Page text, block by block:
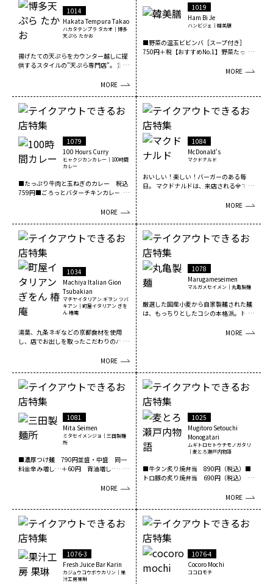
1014
Hakata Tempura Takao
ハカタテンプラ タカオ｜博多
天ぷら たかお
揚げたての天ぷらをカウンター越しに提
供するスタイルの”天ぷら専門店”。 定食
MORE
1019
Ham Bi Je
ハンビジェ｜韓美膳
■野菜の温玉ビビンバ［スープ付き］
750円＋税【おすすめNo.1】野菜たっぷ
MORE
1079
100 Hours Curry
ヒャクジカンカレー｜100時間
カレー
■たっぷり牛肉と玉ねぎのカレー 税込
759円■ごろっとバターチキンカレー
MORE
1084
McDonald's
マクドナルド
おいしい！楽しい！バーガーのある毎
日。 マクドナルドは、来店される全ての
MORE
1034
Machiya Italian Gion
Tsubakian
マチヤイタリアン ギヲン ツバ
キアン｜町屋イタリアン ぎを
ん 椿庵
湯葉、九条ネギなどの京都食材を使用
し、店でお出しを取ったこだわりのパス
MORE
1078
Marugameseimen
マルガメセイメン｜丸亀製麺
厳選した国産小麦から自家製麺された麺
は、もっちりとしたコシの本格派。トッ
MORE
1081
Mita Seimen
ミタセイメンジョ｜三田製麺
所
■濃厚つけ麺 790円並盛・中盛 同一
料金辛み増し…＋60円 背油増し…＋
MORE
1025
Mugitoro Setouchi
Monogatari
ムギトロセトウチモノガタリ
｜麦とろ瀬戸内物語
■牛タン炙り焼弁当 890円（税込）■
トロ豚の炙り焼弁当 690円（税込）■
MORE
1076-3
Fresh Juice Bar Karin
カジュウコウボウカリン｜果
汁工房果琳
1076-4
Cocoro Mochi
ココロモチ